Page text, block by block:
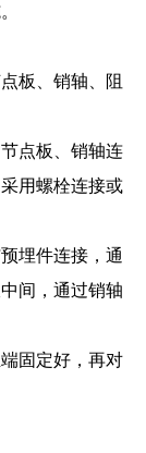
板、销轴、阻
点板、销轴连
用螺栓连接或
埋件连接，通
间，通过销轴
固定好，再对